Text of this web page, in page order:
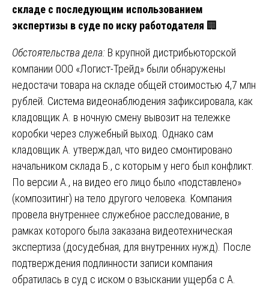
складе с последующим использованием
экспертизы в суде по иску работодателя 🏢
Обстоятельства дела: В крупной дистрибьюторской
компании ООО «Логист-Трейд» были обнаружены
недостачи товара на складе общей стоимостью 4,7 млн
рублей. Система видеонаблюдения зафиксировала, как
кладовщик А. в ночную смену вывозит на тележке
коробки через служебный выход. Однако сам
кладовщик А. утверждал, что видео смонтировано
начальником склада Б., с которым у него был конфликт.
По версии А., на видео его лицо было «подставлено»
(композитинг) на тело другого человека. Компания
провела внутреннее служебное расследование, в
рамках которого была заказана видеотехническая
экспертиза (досудебная, для внутренних нужд). После
подтверждения подлинности записи компания
обратилась в суд с иском о взыскании ущерба с А.